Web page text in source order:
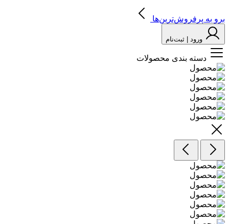
برو به پرفروش‌ترین‌ها
ورود | ثبت‌نام
دسته بندی محصولات